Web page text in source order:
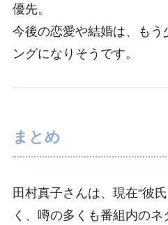
優先。
今後の恋愛や結婚は、もう
ングになりそうです。
まとめ
田村真子さんは、現在“彼
く、噂の多くも番組内の